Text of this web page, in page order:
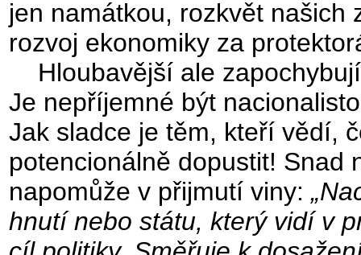
jen namátkou, rozkvět
rozvoj ekonomiky za
Hloubavější ale
Je nepříjemné být
Jak sladce je těm, kteří vědí,
potencionálně dopustit! Snad
napomůže v přijmutí viny:
hnutí nebo státu, který vidí v